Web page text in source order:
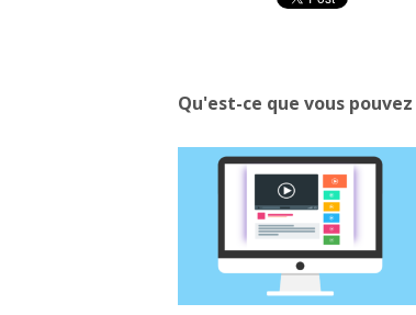
Qu'est-ce que vous